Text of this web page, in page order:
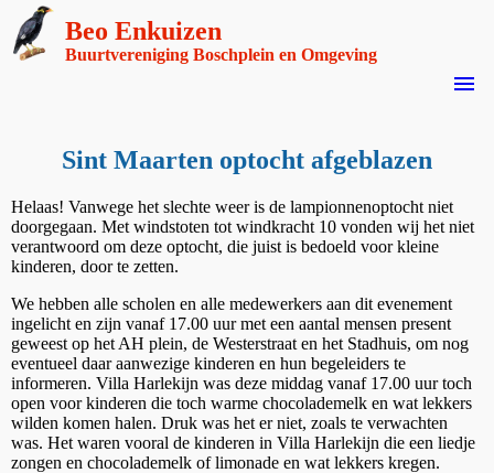
Beo Enkuizen
Buurtvereniging Boschplein en Omgeving
menu
Sint Maarten optocht afgeblazen
Helaas! Vanwege het slechte weer is de lampionnenoptocht niet
doorgegaan. Met windstoten tot windkracht 10 vonden wij het niet
verantwoord om deze optocht, die juist is bedoeld voor kleine
kinderen, door te zetten.
We hebben alle scholen en alle medewerkers aan dit evenement
ingelicht en zijn vanaf 17.00 uur met een aantal mensen present
geweest op het AH plein, de Westerstraat en het Stadhuis, om nog
eventueel daar aanwezige kinderen en hun begeleiders te
informeren. Villa Harlekijn was deze middag vanaf 17.00 uur toch
open voor kinderen die toch warme chocolademelk en wat lekkers
wilden komen halen. Druk was het er niet, zoals te verwachten
was. Het waren vooral de kinderen in Villa Harlekijn die een liedje
zongen en chocolademelk of limonade en wat lekkers kregen.